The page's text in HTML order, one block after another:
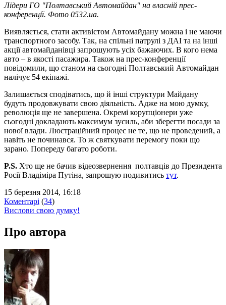
Лідери ГО "Полтавський Автомайдан" на власній прес-
конференції. Фото 0532.ua.
Виявляється, стати активістом Автомайдану можна і не маючи
транспортного засобу. Так, на спільні патрулі з ДАІ та на інші
акції автомайданівці запрошують усіх бажаючих. В кого нема
авто – в якості пасажира. Також на прес-конференції
повідомили, що станом на сьогодні Полтавський Автомайдан
налічує 54 екіпажі.
Залишається сподіватись, що й інші структури Майдану
будуть продовжувати свою діяльність. Адже на мою думку,
революція ще не завершена. Окремі корупціонери уже
сьогодні докладають максимум зусиль, аби зберегти посади за
нової влади. Люстраційний процес не те, що не проведений, а
навіть не починався. То ж святкувати перемогу поки що
зарано. Попереду багато роботи.
P.S. Хто ще не бачив відеозвернення полтавців до Президента
Росії Владіміра Путіна, запрошую подивитись тут.
15 березня 2014, 16:18
Коментарі (34)
Вислови свою думку!
Про автора